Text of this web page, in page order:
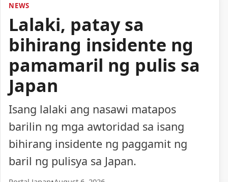
NEWS
Lalaki, patay sa
bihirang insidente ng
pamamaril ng pulis sa
Japan
Isang lalaki ang nasawi matapos
barilin ng mga awtoridad sa isang
bihirang insidente ng paggamit ng
baril ng pulisya sa Japan.